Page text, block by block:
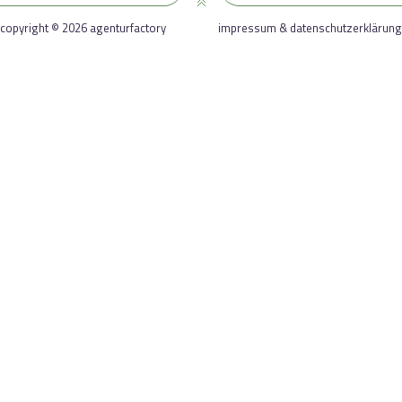
copyright © 2026 agenturfactory impressum & datenschutzerklärung